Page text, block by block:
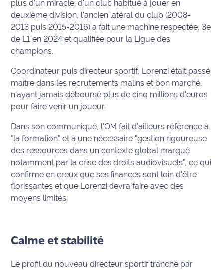
Bon
plan
sortie
contacter
Ecouter
et voir
Qui
sommes
nous ?
Devenir
annonceur
Mention
plus d'un miracle: d'un club habitué à jouer en
deuxième division, l'ancien latéral du club (2008-
2013 puis 2015-2016) a fait une machine respectée, 3e
de L1 en 2024 et qualifiée pour la Ligue des
champions.
Coordinateur puis directeur sportif, Lorenzi était passé
maître dans les recrutements malins et bon marché,
n'ayant jamais déboursé plus de cinq millions d'euros
pour faire venir un joueur.
Dans son communiqué, l'OM fait d'ailleurs référence à
"la formation" et à une nécessaire "gestion rigoureuse
des ressources dans un contexte global marqué
notamment par la crise des droits audiovisuels", ce qui
confirme en creux que ses finances sont loin d'être
florissantes et que Lorenzi devra faire avec des
moyens limités.
Calme et stabilité
Le profil du nouveau directeur sportif tranche par